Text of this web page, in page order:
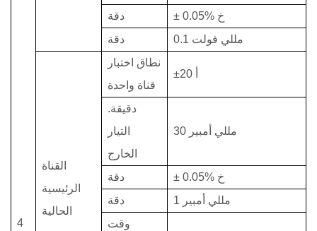
4
دقة
± 0.05% خ
دقة
0.1 مللي فولت
القناة
الرئيسية
الحالية
نطاق اختبار
قناة واحدة
±20
دقيقة.
التيار
الخارج
30 مللي أمبير
دقة
± 0.05% خ
دقة
1 مللي أمبير
وقت